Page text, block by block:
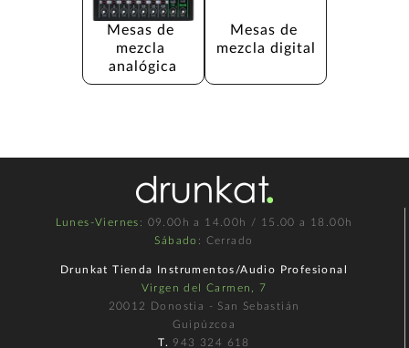
Mesas de
mezcla
analógica
Mesas de
mezcla digital
Lunes-Viernes : 09.00h a 14.00h / 15.00 a 18.00h
Sábado : Cerrado
Drunkat Tienda Instrumentos/Audio Profesional
Virgen del Carmen, 7
20012 Donostia - San Sebastián
Guipúzcoa
T. 943 324 618